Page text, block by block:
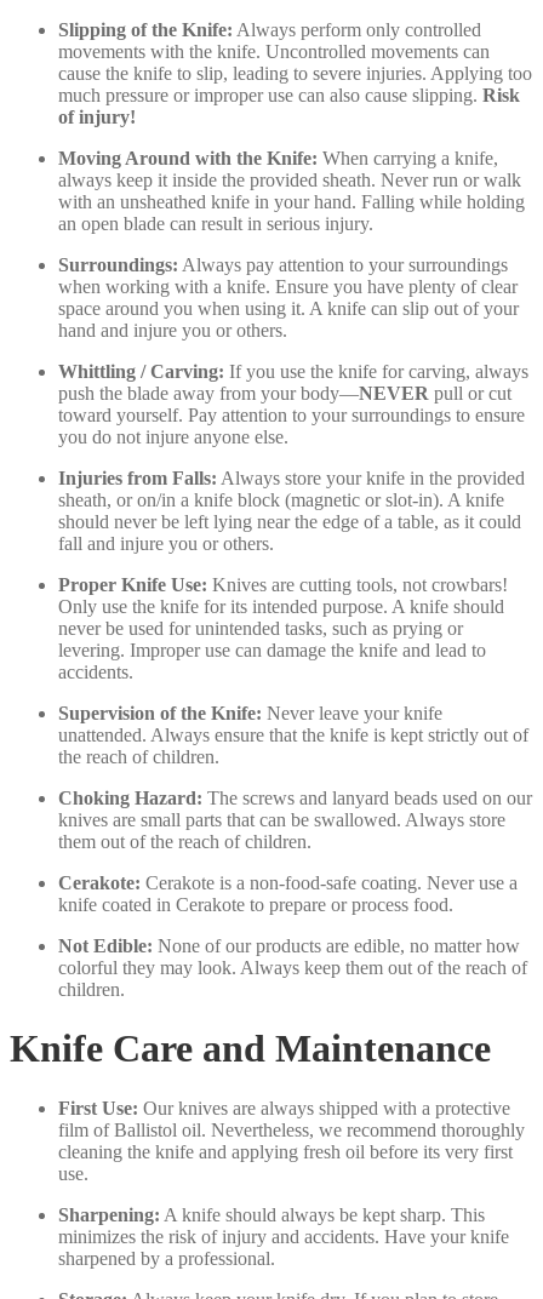
Slipping of the Knife: Always perform only controlled
movements with the knife. Uncontrolled movements can
cause the knife to slip, leading to severe injuries. Applying too
much pressure or improper use can also cause slipping. Risk
of injury!
Moving Around with the Knife: When carrying a knife,
always keep it inside the provided sheath. Never run or walk
with an unsheathed knife in your hand. Falling while holding
an open blade can result in serious injury.
Surroundings: Always pay attention to your surroundings
when working with a knife. Ensure you have plenty of clear
space around you when using it. A knife can slip out of your
hand and injure you or others.
Whittling / Carving: If you use the knife for carving, always
push the blade away from your body—NEVER pull or cut
toward yourself. Pay attention to your surroundings to ensure
you do not injure anyone else.
Injuries from Falls: Always store your knife in the provided
sheath, or on/in a knife block (magnetic or slot-in). A knife
should never be left lying near the edge of a table, as it could
fall and injure you or others.
Proper Knife Use: Knives are cutting tools, not crowbars!
Only use the knife for its intended purpose. A knife should
never be used for unintended tasks, such as prying or
levering. Improper use can damage the knife and lead to
accidents.
Supervision of the Knife: Never leave your knife
unattended. Always ensure that the knife is kept strictly out of
the reach of children.
Choking Hazard: The screws and lanyard beads used on our
knives are small parts that can be swallowed. Always store
them out of the reach of children.
Cerakote: Cerakote is a non-food-safe coating. Never use a
knife coated in Cerakote to prepare or process food.
Not Edible: None of our products are edible, no matter how
colorful they may look. Always keep them out of the reach of
children.
Knife Care and Maintenance
First Use: Our knives are always shipped with a protective
film of Ballistol oil. Nevertheless, we recommend thoroughly
cleaning the knife and applying fresh oil before its very first
use.
Sharpening: A knife should always be kept sharp. This
minimizes the risk of injury and accidents. Have your knife
sharpened by a professional.